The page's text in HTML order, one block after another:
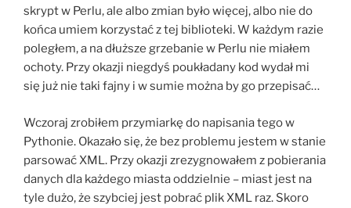
skrypt w Perlu, ale albo zmian było więcej, albo nie do
końca umiem korzystać z tej biblioteki. W każdym razie
poległem, a na dłuższe grzebanie w Perlu nie miałem
ochoty. Przy okazji niegdyś poukładany kod wydał mi
się już nie taki fajny i w sumie można by go przepisać…
Wczoraj zrobiłem przymiarkę do napisania tego w
Pythonie. Okazało się, że bez problemu jestem w stanie
parsować XML. Przy okazji zrezygnowałem z pobierania
danych dla każdego miasta oddzielnie – miast jest na
tyle dużo, że szybciej jest pobrać plik XML raz. Skoro